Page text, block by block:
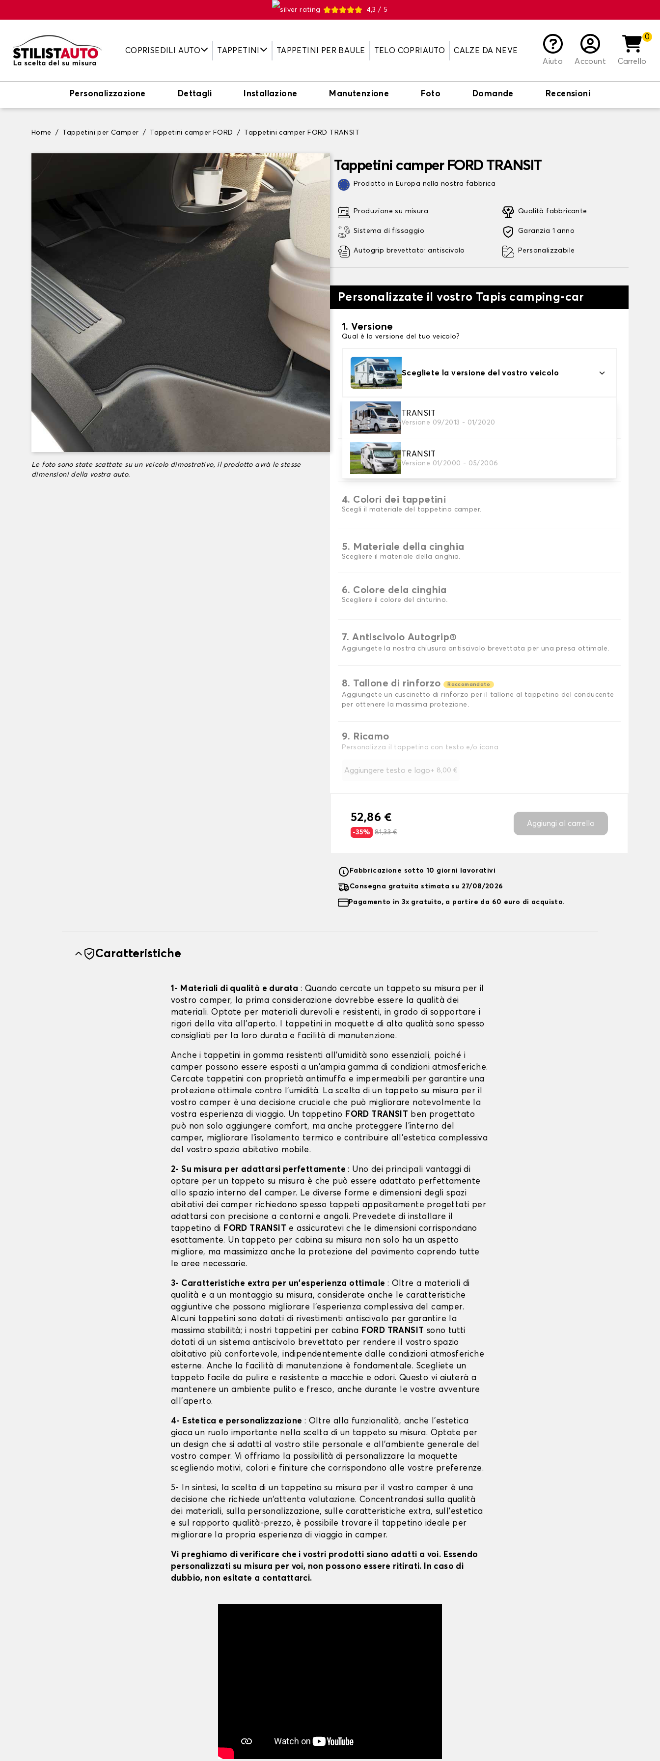
4,3 / 5
COPRISEDILI AUTO TAPPETINI TAPPETINI PER BAULE TELO COPRIAUTO
CALZE DA NEVE
Aiuto
Account
0
Carrello
Personalizzazione Dettagli Installazione Manutenzione Foto Domande Recensioni
Home Tappetini per Camper Tappetini camper FORD Tappetini camper FORD TRANSIT
Le foto sono state scattate su un veicolo dimostrativo, il prodotto avrà le stesse
dimensioni della vostra auto.
Tappetini camper FORD TRANSIT
Prodotto in Europa nella nostra fabbrica
Produzione su misura
Sistema di fissaggio
Autogrip brevettato: antiscivolo
Qualità fabbricante
Garanzia 1 anno
Personalizzabile
Personalizzate il vostro Tapis camping-car
1. Versione
Qual è la versione del tuo veicolo?
Scegliete la versione del vostro veicolo
TRANSIT
Versione 09/2013 - 01/2020
TRANSIT
Versione 01/2000 - 05/2006
2. Materiale
Scegli il materiale del tappetini auto
3. Set di tappetini
Selezionare il numero di tappetini per auto necessari.
4. Colori dei tappetini
Scegli il materiale del tappetino camper.
5. Materiale della cinghia
Scegliere il materiale della cinghia.
6. Colore dela cinghia
Scegliere il colore del cinturino.
7. Antiscivolo Autogrip®
Aggiungete la nostra chiusura antiscivolo brevettata per una presa ottimale.
8. Tallone di rinforzo Raccomandato
Aggiungete un cuscinetto di rinforzo per il tallone al tappetino del conducente
per ottenere la massima protezione.
9. Ricamo
Personalizza il tappetino con testo e/o icona
Aggiungere testo e logo+ 8,00 €
52,86 €
-35% 81,33 €
Aggiungi al carrello
Fabbricazione sotto 10 giorni lavorativi
Consegna gratuita stimata su 27/08/2026
Pagamento in 3x gratuito, a partire da 60 euro di acquisto.
Caratteristiche
1- Materiali di qualità e durata: Quando cercate un tappeto su misura per il
vostro camper, la prima considerazione dovrebbe essere la qualità dei
materiali. Optate per materiali durevoli e resistenti, in grado di sopportare i
rigori della vita all'aperto. I tappetini in moquette di alta qualità sono spesso
consigliati per la loro durata e facilità di manutenzione.
Anche i tappetini in gomma resistenti all'umidità sono essenziali, poiché i
camper possono essere esposti a un'ampia gamma di condizioni atmosferiche.
Cercate tappetini con proprietà antimuffa e impermeabili per garantire una
protezione ottimale contro l'umidità. La scelta di un tappeto su misura per il
vostro camper è una decisione cruciale che può migliorare notevolmente la
vostra esperienza di viaggio. Un tappetino FORD TRANSIT ben progettato
può non solo aggiungere comfort, ma anche proteggere l'interno del
camper, migliorare l'isolamento termico e contribuire all'estetica complessiva
del vostro spazio abitativo mobile.
2- Su misura per adattarsi perfettamente: Uno dei principali vantaggi di
optare per un tappeto su misura è che può essere adattato perfettamente
allo spazio interno del camper. Le diverse forme e dimensioni degli spazi
abitativi dei camper richiedono spesso tappeti appositamente progettati per
adattarsi con precisione a contorni e angoli. Prevedete di installare il
tappetino di FORD TRANSIT e assicuratevi che le dimensioni corrispondano
esattamente. Un tappeto per cabina su misura non solo ha un aspetto
migliore, ma massimizza anche la protezione del pavimento coprendo tutte
le aree necessarie.
3- Caratteristiche extra per un'esperienza ottimale : Oltre a materiali di
qualità e a un montaggio su misura, considerate anche le caratteristiche
aggiuntive che possono migliorare l'esperienza complessiva del camper.
Alcuni tappetini sono dotati di rivestimenti antiscivolo per garantire la
massima stabilità; i nostri tappetini per cabina FORD TRANSIT sono tutti
dotati di un sistema antiscivolo brevettato per rendere il vostro spazio
abitativo più confortevole, indipendentemente dalle condizioni atmosferiche
esterne. Anche la facilità di manutenzione è fondamentale. Scegliete un
tappeto facile da pulire e resistente a macchie e odori. Questo vi aiuterà a
mantenere un ambiente pulito e fresco, anche durante le vostre avventure
all'aperto.
4- Estetica e personalizzazione : Oltre alla funzionalità, anche l'estetica
gioca un ruolo importante nella scelta di un tappeto su misura. Optate per
un design che si adatti al vostro stile personale e all'ambiente generale del
vostro camper. Vi offriamo la possibilità di personalizzare la moquette
scegliendo motivi, colori e finiture che corrispondono alle vostre preferenze.
5- In sintesi, la scelta di un tappetino su misura per il vostro camper è una
decisione che richiede un'attenta valutazione. Concentrandosi sulla qualità
dei materiali, sulla personalizzazione, sulle caratteristiche extra, sull'estetica
e sul rapporto qualità-prezzo, è possibile trovare il tappetino ideale per
migliorare la propria esperienza di viaggio in camper.
Vi preghiamo di verificare che i vostri prodotti siano adatti a voi. Essendo
personalizzati su misura per voi, non possono essere ritirati. In caso di
dubbio, non esitate a contattarci.